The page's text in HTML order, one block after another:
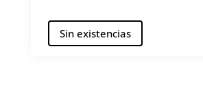
Sin existencias